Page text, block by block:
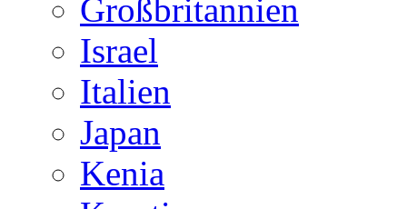
Großbritannien
Israel
Italien
Japan
Kenia